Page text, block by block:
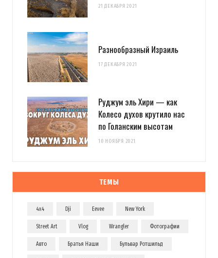
21 ДЕКАБРЯ 2021
Разнообразный Израиль
17 ДЕКАБРЯ 2021
Руджум эль Хири — как
Колесо духов крутило нас
по Голанским высотам
10 НОЯБРЯ 2021
ТЕМЫ
4x4 Dji Eevee New York
Street Art Vlog Wrangler Фотографии
Авто Братья Наши Бульвар Ротшильд